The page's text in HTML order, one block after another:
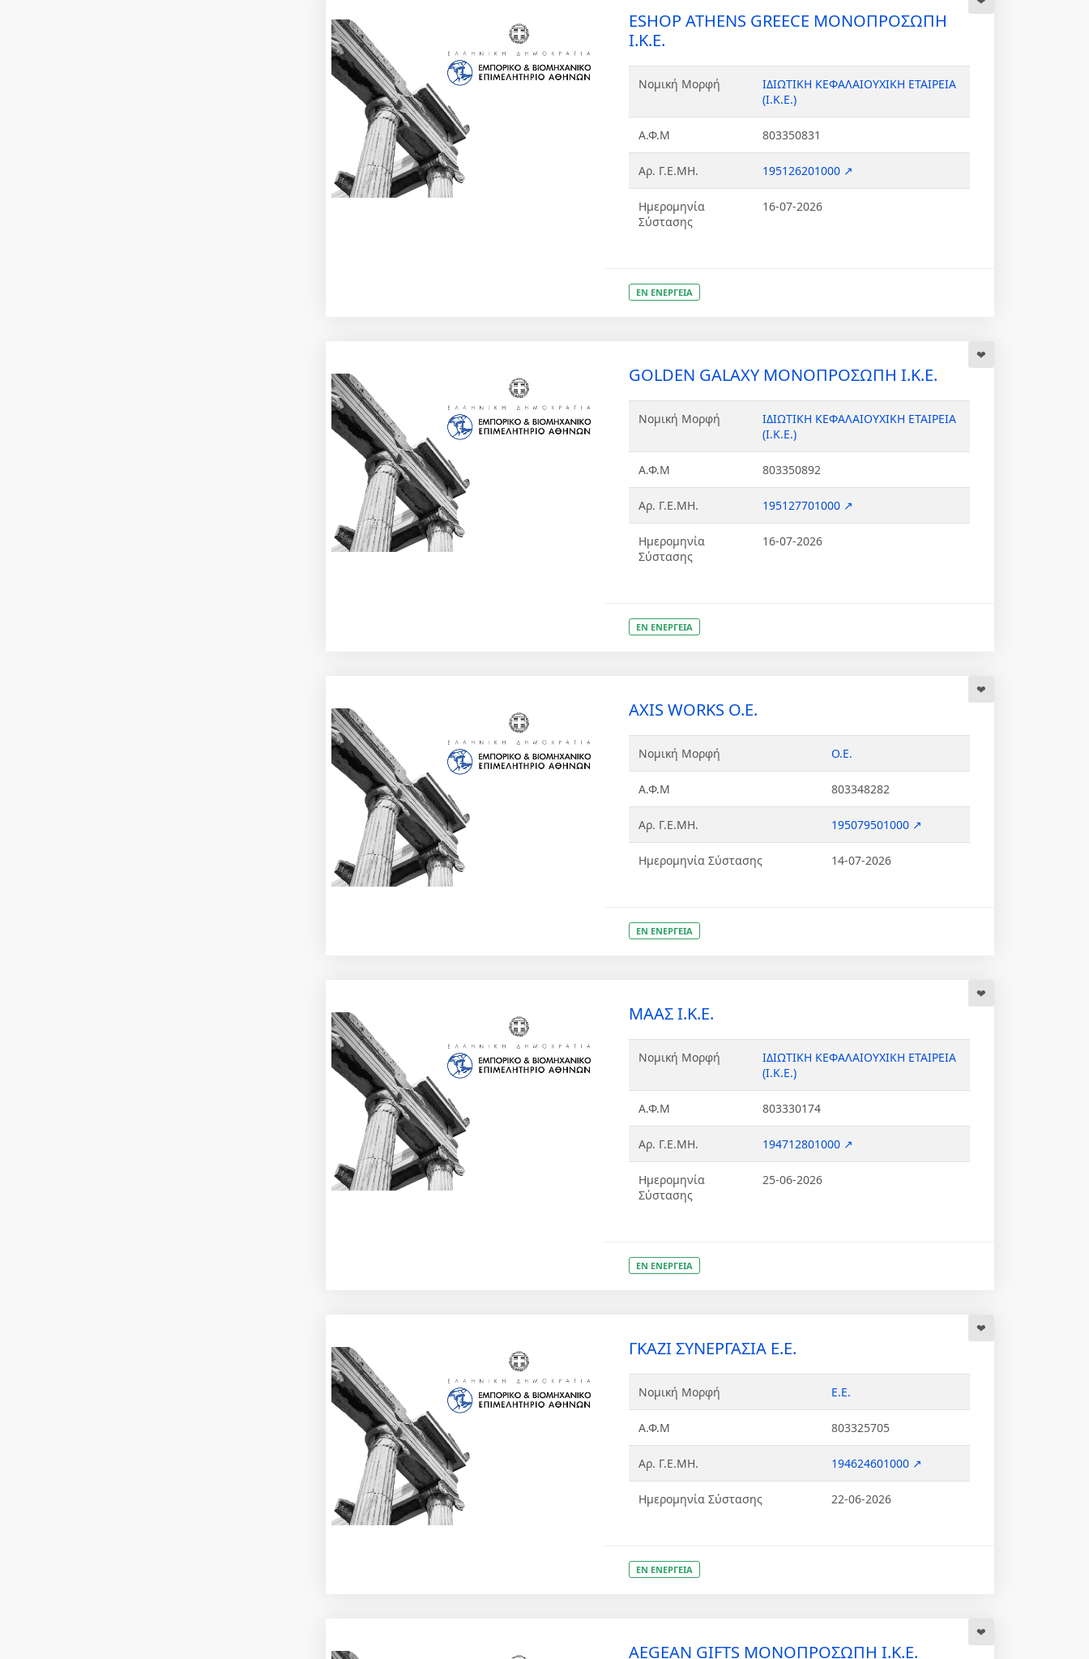
ESHOP ATHENS GREECE ΜΟΝΟΠΡΟΣΩΠΗ
Ι.Κ.Ε.
Νομική Μορφή
ΙΔΙΩΤΙΚΗ ΚΕΦΑΛΑΙΟΥΧΙΚΗ ΕΤΑΙΡΕΙΑ
(Ι.Κ.Ε.)
Α.Φ.Μ 803350831
Αρ. Γ.Ε.ΜΗ. 195126201000 ↗
Ημερομηνία
Σύστασης
16-07-2026
ΕΝ ΕΝΕΡΓΕΙΑ
GOLDEN GALAXY ΜΟΝΟΠΡΟΣΩΠΗ Ι.Κ.Ε.
Νομική Μορφή
ΙΔΙΩΤΙΚΗ ΚΕΦΑΛΑΙΟΥΧΙΚΗ ΕΤΑΙΡΕΙΑ
(Ι.Κ.Ε.)
Α.Φ.Μ 803350892
Αρ. Γ.Ε.ΜΗ. 195127701000 ↗
Ημερομηνία
Σύστασης
16-07-2026
ΕΝ ΕΝΕΡΓΕΙΑ
AXIS WORKS Ο.Ε.
Νομική Μορφή Ο.Ε.
Α.Φ.Μ 803348282
Αρ. Γ.Ε.ΜΗ. 195079501000 ↗
Ημερομηνία Σύστασης 14-07-2026
ΕΝ ΕΝΕΡΓΕΙΑ
ΜΑΑΣ Ι.Κ.Ε.
Νομική Μορφή
ΙΔΙΩΤΙΚΗ ΚΕΦΑΛΑΙΟΥΧΙΚΗ ΕΤΑΙΡΕΙΑ
(Ι.Κ.Ε.)
Α.Φ.Μ 803330174
Αρ. Γ.Ε.ΜΗ. 194712801000 ↗
Ημερομηνία
Σύστασης
25-06-2026
ΕΝ ΕΝΕΡΓΕΙΑ
ΓΚΑΖΙ ΣΥΝΕΡΓΑΣΙΑ Ε.Ε.
Νομική Μορφή Ε.Ε.
Α.Φ.Μ 803325705
Αρ. Γ.Ε.ΜΗ. 194624601000 ↗
Ημερομηνία Σύστασης 22-06-2026
ΕΝ ΕΝΕΡΓΕΙΑ
AEGEAN GIFTS ΜΟΝΟΠΡΟΣΩΠΗ Ι.Κ.Ε.